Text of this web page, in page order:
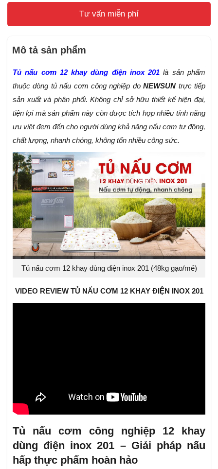
Tư vấn miễn phí
Mô tả sản phẩm
Tủ nấu cơm 12 khay dùng điện inox 201 là sản phẩm
thuộc dòng tủ nấu cơm công nghiệp doNEWSUN trực tiếp
sản xuất và phân phối. Không chỉ sở hữu thiết kế hiện đại,
tiện lợi mà sản phẩm này còn được tích hợp nhiều tính năng
ưu việt đem đến cho người dùng khả năng nấu cơm tự động,
chất lượng, nhanh chóng, không tốn nhiều công sức.
Tủ nấu cơm 12 khay dùng điện inox 201 (48kg gạo/mẻ)
VIDEO REVIEW TỦ NẤU CƠM 12 KHAY ĐIỆN INOX 201
Tủ nấu cơm công nghiệp 12 khay
dùng điện inox 201 – Giải pháp nấu
hấp thực phẩm hoàn hảo